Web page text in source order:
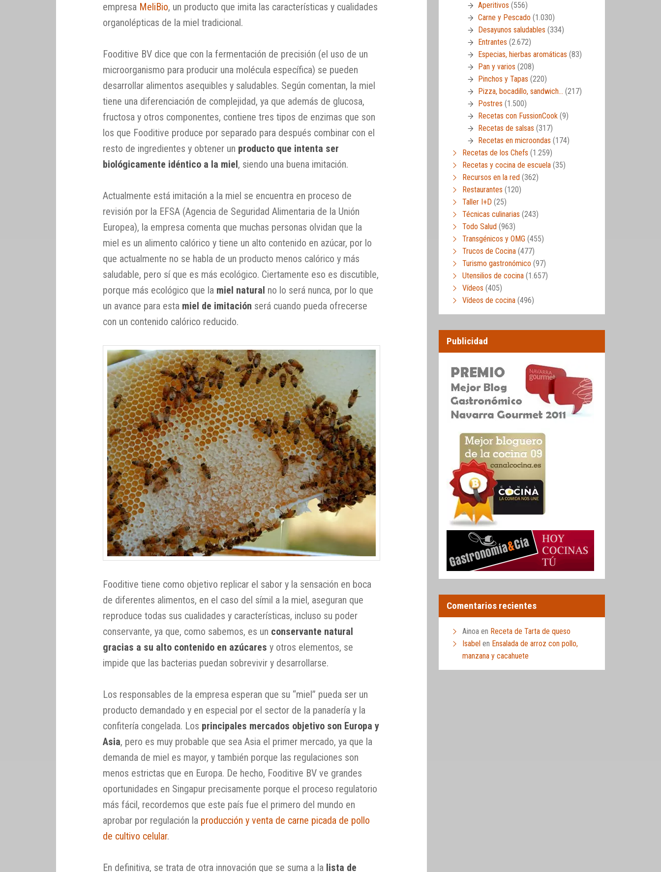
empresa MeliBio, un producto que imita las características y cualidades
organolépticas de la miel tradicional.
Fooditive BV dice que con la fermentación de precisión (el uso de un
microorganismo para producir una molécula específica) se pueden
desarrollar alimentos asequibles y saludables. Según comentan, la miel
tiene una diferenciación de complejidad, ya que además de glucosa,
fructosa y otros componentes, contiene tres tipos de enzimas que son
los que Fooditive produce por separado para después combinar con el
resto de ingredientes y obtener un producto que intenta ser
biológicamente idéntico a la miel, siendo una buena imitación.
Actualmente está imitación a la miel se encuentra en proceso de
revisión por la EFSA (Agencia de Seguridad Alimentaria de la Unión
Europea), la empresa comenta que muchas personas olvidan que la
miel es un alimento calórico y tiene un alto contenido en azúcar, por lo
que actualmente no se habla de un producto menos calórico y más
saludable, pero sí que es más ecológico. Ciertamente eso es discutible,
porque más ecológico que la miel natural no lo será nunca, por lo que
un avance para esta miel de imitación será cuando pueda ofrecerse
con un contenido calórico reducido.
Fooditive tiene como objetivo replicar el sabor y la sensación en boca
de diferentes alimentos, en el caso del símil a la miel, aseguran que
reproduce todas sus cualidades y características, incluso su poder
conservante, ya que, como sabemos, es un conservante natural
gracias a su alto contenido en azúcares y otros elementos, se
impide que las bacterias puedan sobrevivir y desarrollarse.
Los responsables de la empresa esperan que su “miel” pueda ser un
producto demandado y en especial por el sector de la panadería y la
confitería congelada. Los principales mercados objetivo son Europa y
Asia, pero es muy probable que sea Asia el primer mercado, ya que la
demanda de miel es mayor, y también porque las regulaciones son
menos estrictas que en Europa. De hecho, Fooditive BV ve grandes
oportunidades en Singapur precisamente porque el proceso regulatorio
más fácil, recordemos que este país fue el primero del mundo en
aprobar por regulación la producción y venta de carne picada de pollo
de cultivo celular.
En definitiva, se trata de otra innovación que se suma a la lista de
Aperitivos (556)
Carne y Pescado (1.030)
Desayunos saludables (334)
Entrantes (2.672)
Especias, hierbas aromáticas (83)
Pan y varios (208)
Pinchos y Tapas (220)
Pizza, bocadillo, sandwich… (217)
Postres (1.500)
Recetas con FussionCook (9)
Recetas de salsas (317)
Recetas en microondas (174)
Recetas de los Chefs (1.259)
Recetas y cocina de escuela (35)
Recursos en la red (362)
Restaurantes (120)
Taller I+D (25)
Técnicas culinarias (243)
Todo Salud (963)
Transgénicos y OMG (455)
Trucos de Cocina (477)
Turismo gastronómico (97)
Utensilios de cocina (1.657)
Vídeos (405)
Vídeos de cocina (496)
Publicidad
Comentarios recientes
Ainoa en Receta de Tarta de queso
Isabel en Ensalada de arroz con pollo,
manzana y cacahuete